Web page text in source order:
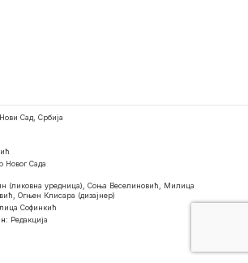
Сад, Србија
Новог Сада
(ликовна уредница), Соња Веселиновић, Милица
Огњен Клисара (дизајнер)
Софинкић
Редакција